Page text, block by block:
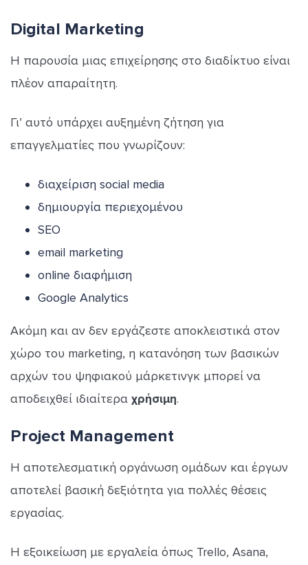
Digital Marketing
Η παρουσία μιας επιχείρησης στο διαδίκτυο είναι
πλέον απαραίτητη.
Γι’ αυτό υπάρχει αυξημένη ζήτηση για
επαγγελματίες που γνωρίζουν:
διαχείριση social media
δημιουργία περιεχομένου
SEO
email marketing
online διαφήμιση
Google Analytics
Ακόμη και αν δεν εργάζεστε αποκλειστικά στον
χώρο του marketing, η κατανόηση των βασικών
αρχών του ψηφιακού μάρκετινγκ μπορεί να
αποδειχθεί ιδιαίτερα χρήσιμη.
Project Management
Η αποτελεσματική οργάνωση ομάδων και έργων
αποτελεί βασική δεξιότητα για πολλές θέσεις
εργασίας.
Η εξοικείωση με εργαλεία όπως Trello, Asana,